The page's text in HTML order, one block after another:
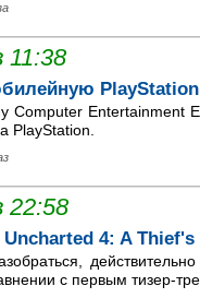
11:38
Computer Entertainment
PlayStation.
22:58
4: A
с первым тизер-